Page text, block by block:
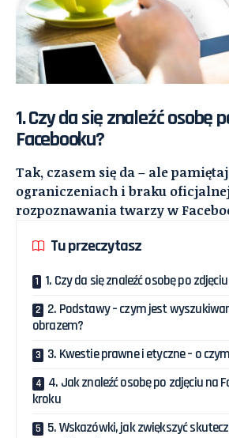
1. Czy da się znaleźć osobę
Facebooku?
Tak, czasem się da – ale
ograniczeniach i braku
rozpoznawania twarzy w
Tu przeczytasz
1. Czy da się znaleźć osobę po
2. Podstawy – czym jest
obrazem?
3. Kwestie prawne i etyczne – o
4. Jak znaleźć osobę po zdjęciu na
kroku
5. Wskazówki, jak zwiększyć